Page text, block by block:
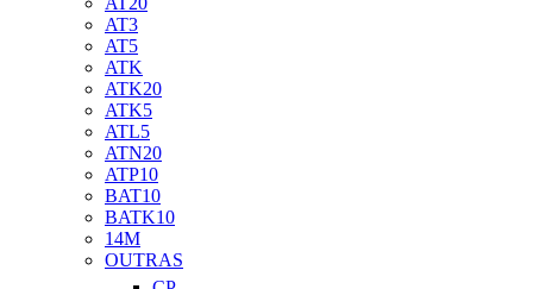
AT3
AT5
ATK
ATK20
ATK5
ATL5
ATN20
ATP10
BAT10
BATK10
14M
OUTRAS